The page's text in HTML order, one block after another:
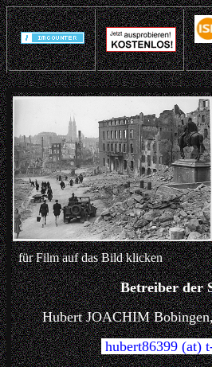
für Film auf das Bild klicken
Betreiber der
Hubert JOACHIM
hubert86399 (at)